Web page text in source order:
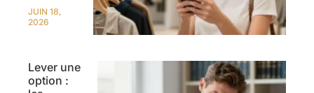
JUIN 18,
2026
Lever une
option :